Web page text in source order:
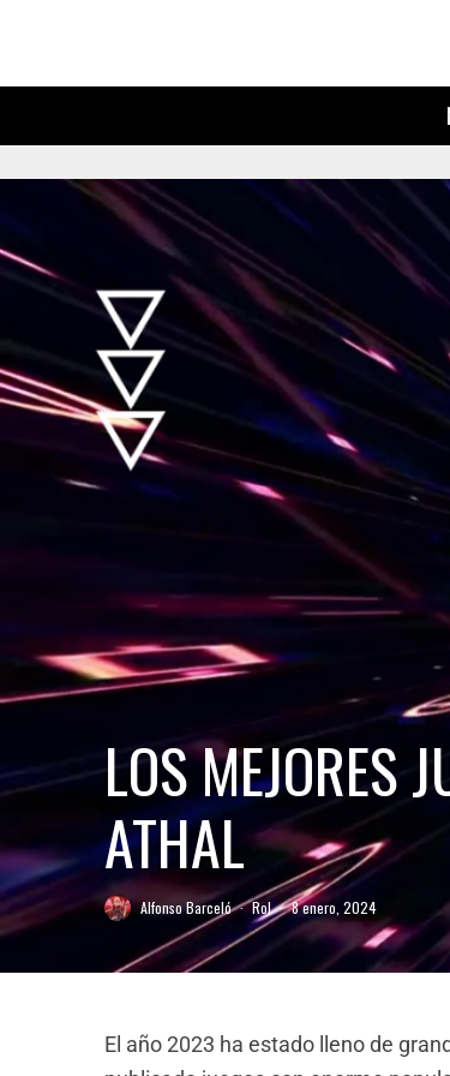
LOS MEJORES
ATHAL
Alfonso Barceló · Rol · 8 enero, 2024
El año 2023 ha estado lleno de